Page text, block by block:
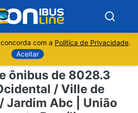
com a Política de Privacidade.
Aceitar
ônibus de 8028.3
/ Ville de
Jardim Abc | União